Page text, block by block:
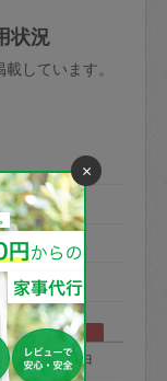
ル＝依頼
開始の場
頼料金の
頼金額の
額の100%
ル＝依頼
なるので
：初めて
状況
しています。
土 日
×